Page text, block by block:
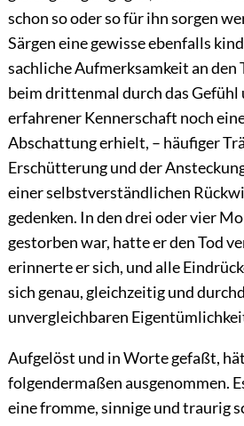
schon so oder so für ihn sorgen
Särgen eine gewisse ebenfalls
sachliche Aufmerksamkeit an den
beim drittenmal durch das Gefühl
erfahrener Kennerschaft noch
Abschattung erhielt, – häufiger
Erschütterung und der
einer selbstverständlichen
gedenken. In den drei oder vier
gestorben war, hatte er den Tod
erinnerte er sich, und alle
sich genau, gleichzeitig und
unvergleichbaren
Aufgelöst und in Worte gefaßt,
folgendermaßen ausgenommen.
eine fromme, sinnige und traurig